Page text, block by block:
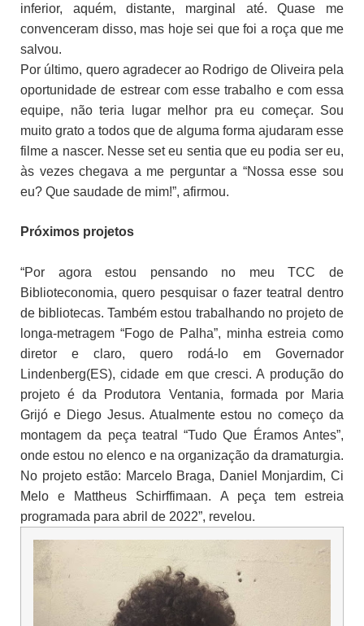
inferior, aquém, distante, marginal até. Quase me
convenceram disso, mas hoje sei que foi a roça que me
salvou.
Por último, quero agradecer ao Rodrigo de Oliveira pela
oportunidade de estrear com esse trabalho e com essa
equipe, não teria lugar melhor pra eu começar. Sou
muito grato a todos que de alguma forma ajudaram esse
filme a nascer. Nesse set eu sentia que eu podia ser eu,
às vezes chegava a me perguntar a “Nossa esse sou
eu? Que saudade de mim!”, afirmou.
Próximos projetos
“Por agora estou pensando no meu TCC de
Biblioteconomia, quero pesquisar o fazer teatral dentro
de bibliotecas. Também estou trabalhando no projeto de
longa-metragem “Fogo de Palha”, minha estreia como
diretor e claro, quero rodá-lo em Governador
Lindenberg(ES), cidade em que cresci. A produção do
projeto é da Produtora Ventania, formada por Maria
Grijó e Diego Jesus. Atualmente estou no começo da
montagem da peça teatral “Tudo Que Éramos Antes”,
onde estou no elenco e na organização da dramaturgia.
No projeto estão: Marcelo Braga, Daniel Monjardim, Ci
Melo e Mattheus Schirffimaan. A peça tem estreia
programada para abril de 2022”, revelou.